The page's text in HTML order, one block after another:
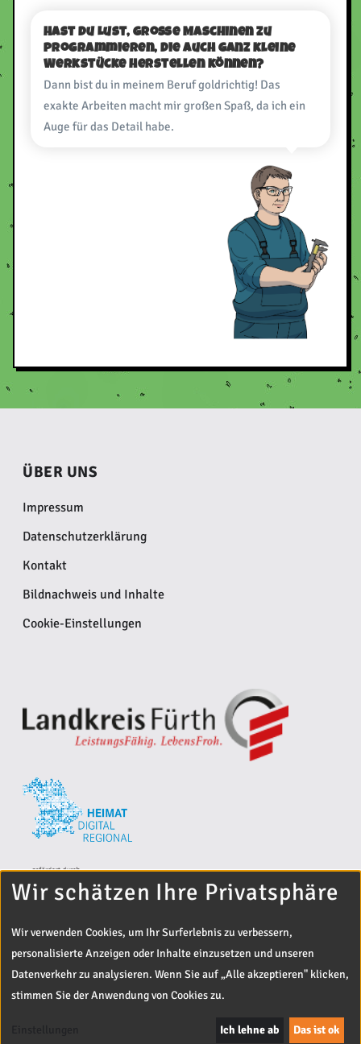
Hast du Lust, große Maschinen zu
programmieren, die auch ganz kleine
Werkstücke herstellen können?
Dann bist du in meinem Beruf goldrichtig! Das
exakte Arbeiten macht mir großen Spaß, da ich ein
Auge für das Detail habe.
ÜBER UNS
Impressum
Datenschutzerklärung
Kontakt
Bildnachweis und Inhalte
Cookie-Einstellungen
Off The Beaten Track
Wir schätzen Ihre Privatsphäre
Wir verwenden Cookies, um Ihr Surferlebnis zu verbessern,
personalisierte Anzeigen oder Inhalte einzusetzen und unseren
Datenverkehr zu analysieren. Wenn Sie auf „Alle akzeptieren" klicken,
stimmen Sie der Anwendung von Cookies zu.
Ich lehne ab Das ist ok